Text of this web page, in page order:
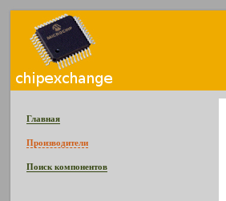
Главная
Производители
Поиск компонентов